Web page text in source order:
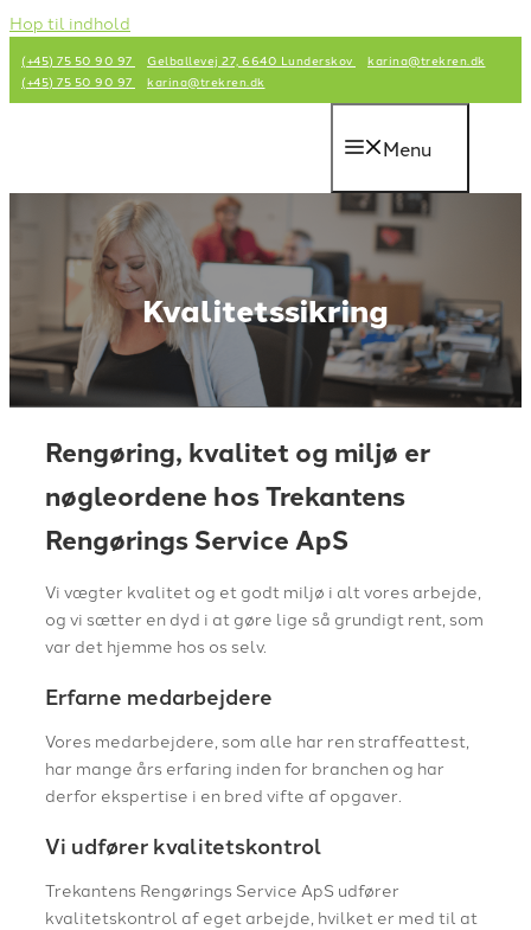
Hop til indhold
(+45) 75 50 90 97 Gelballevej 27, 6640 Lunderskov
karina@trekren.dk
(+45) 75 50 90 97
karina@trekren.dk
Menu
Kvalitetssikring
Rengøring, kvalitet og miljø er
nøgleordene hos Trekantens
Rengørings Service ApS
Vi vægter kvalitet og et godt miljø i alt vores arbejde,
og vi sætter en dyd i at gøre lige så grundigt rent, som
var det hjemme hos os selv.
Erfarne medarbejdere
Vores medarbejdere, som alle har ren straffeattest,
har mange års erfaring inden for branchen og har
derfor ekspertise i en bred vifte af opgaver.
Vi udfører kvalitetskontrol
Trekantens Rengørings Service ApS udfører
kvalitetskontrol af eget arbejde, hvilket er med til at